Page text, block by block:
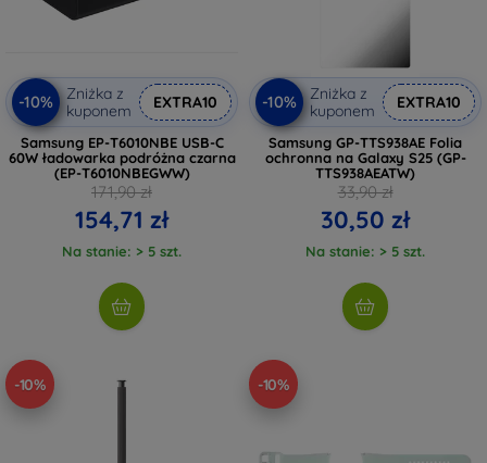
-10%
Zniżka z
kuponem
EXTRA10
Samsung EP-T6010NBE USB-C
60W ładowarka podróżna czarna
(EP-T6010NBEGWW)
171,90 zł
154,71 zł
Na stanie: > 5 szt.
-10%
Zniżka z
kuponem
EXTRA10
Samsung GP-TTS938AE Folia
ochronna na Galaxy S25 (GP-
TTS938AEATW)
33,90 zł
30,50 zł
Na stanie: > 5 szt.
-10% -10%